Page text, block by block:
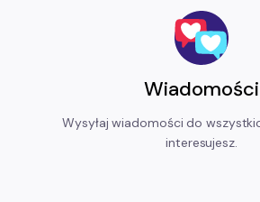
Wiadomości
Wysyłaj wiadomości do
interesujesz.